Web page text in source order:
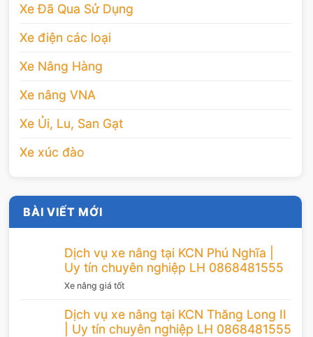
Xe Đã Qua Sử Dụng
Xe điện các loại
Xe Nâng Hàng
Xe nâng VNA
Xe Ủi, Lu, San Gạt
Xe xúc đào
BÀI VIẾT MỚI
Dịch vụ xe nâng tại KCN Phú Nghĩa |
Uy tín chuyên nghiệp LH 0868481555
Xe nâng giá tốt
Dịch vụ xe nâng tại KCN Thăng Long II
| Uy tín chuyên nghiệp LH 0868481555